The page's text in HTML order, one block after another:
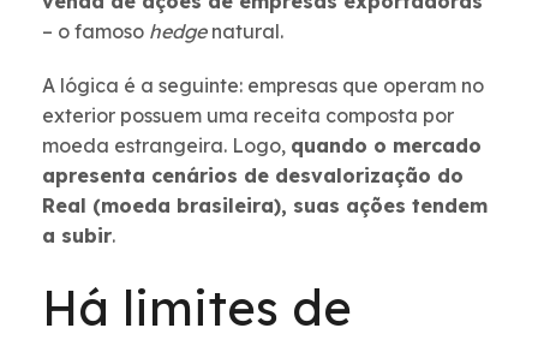
– o famoso hedge natural.
A lógica é a seguinte: empresas que operam no
exterior possuem uma receita composta por
moeda estrangeira. Logo, quando o mercado
apresenta cenários de desvalorização do
Real (moeda brasileira), suas ações tendem
a subir.
Há limites de